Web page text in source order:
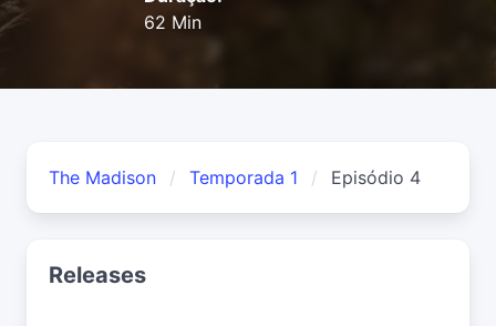
62 Min
The Madison Temporada 1 Episódio 4
Releases